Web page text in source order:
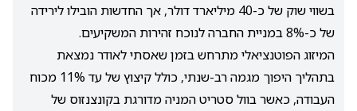
בשווי שוק של כ-40 מיליארד דולר, אך החדשות הובילו לירידה
של כ-8% במניית החברה לנוכח זהירות המשקיעים.
המיזוג הפוטנציאלי מתרחש בזמן שאסתי לאודר נמצאת
בתהליך היפוך מגמה רב-שנתי, כולל קיצוץ של עד 11% מכוח
העבודה, כאשר בוול סטריט המניה מדורגת בקונצנזוס של